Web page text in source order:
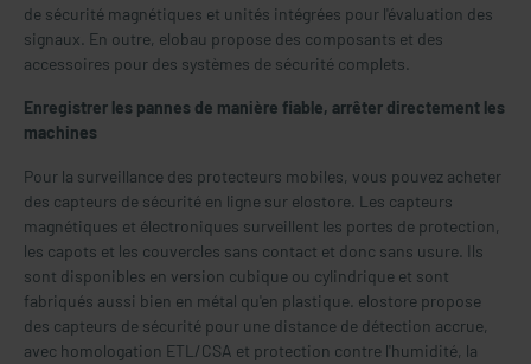
de sécurité magnétiques et unités intégrées pour l'évaluation des
signaux. En outre, elobau propose des composants et des
accessoires pour des systèmes de sécurité complets.
Enregistrer les pannes de manière fiable, arrêter directement les
machines
Pour la surveillance des protecteurs mobiles, vous pouvez acheter
des capteurs de sécurité en ligne sur elostore. Les capteurs
magnétiques et électroniques surveillent les portes de protection,
les capots et les couvercles sans contact et donc sans usure. Ils
sont disponibles en version cubique ou cylindrique et sont
fabriqués aussi bien en métal qu'en plastique. elostore propose
des capteurs de sécurité pour une distance de détection accrue,
avec homologation ETL/CSA et protection contre l'humidité, la